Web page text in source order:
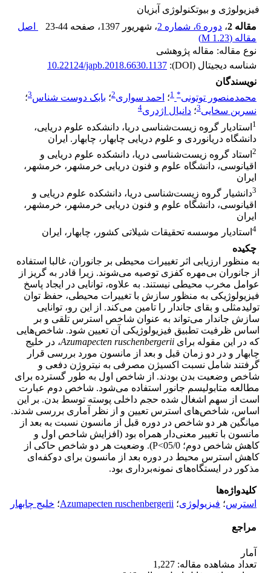
فیزیولوژی و بیوتکنولوژی آبزیان
مقاله 2
، دوره 6، شماره 2 ، شهریور 1397 ، صفحه 23-44
اصل
مقاله (1.23 M
)
نوع مقاله: مقاله پژوهشی
شناسه دیجیتال (DOI):
10.22124/japb.2018.6630.1137
نویسندگان
محمدمنصور توتونی*
1؛ احمد سواری2؛ بابک دوست شناس3؛
نسرین سخایی3؛ دانیال اژدری4
1 استادیار گروه زیست‌شناسی دریا، دانشکده علوم دریایی،
دانشگاه دریانوردی و علوم دریایی چابهار، چابهار. ایران
2 استاد گروه زیست‌شناسی دریا، دانشکده علوم دریایی و
اقیانوسی، دانشگاه علوم و فنون دریایی خرمشهر، خرمشهر،
ایران
3دانشیار گروه زیست‌شناسی دریا، دانشکده علوم دریایی و
اقیانوسی، دانشگاه علوم و فنون دریایی خرمشهر، خرمشهر،
ایران
4 استادیار موسسه تحقیقات شیلاتی کشور، چابهار، ایران
چکیده
به منظور ارزیابی اثر تغییرات محیطی بر جانوران، غالبا استفاده
از جانوران بی‌مهره کفزی توصیه می‌شوند. زیرا قادر به گریز از
عوامل مخرب محیطی نیستند. به علاوه، توانایی در ایجاد پاسخ
فیزیولوژیکی به منظور سازش با تغییرات محیطی، حفظ توان
تولیدمثلی و بقای جاندار را تامین می‌کند. از این رو، توانایی
سازش جاندار می‌تواند به عنوان شاخص استرس تلقی و بر
اساس ظرفیت تطبیق فیزیولوژیکی آن تعیین شود. شاخص‌هایی
که در این مقوله برای Azumapecten ruschenbergerii، در خلیج
چابهار و در دو زمان قبل و بعد از مانسون مورد بررسی قرار
گرفتند شامل نسبت اکسیژن مصرفی به نیتروژن دفعی و
شاخص وضعیت بدن بودند. از شاخص اول به طور گسترده برای
مطالعه متابولیسم جانور استفاده می‌شود. شاخص دوم عبارت
است از سهم اشغال شده حجم داخلی پوسته توسط بدن. بر این
اساس، شاخص‌های استرس تعیین و از نظر آماری بررسی شدند.
میانگین هر دو شاخص در دوره قبل از مانسون نسبت به بعد از
مانسون با تغییر معنی‌دار همراه بود (افزایش شاخص اول و
کاهش شاخص دوم؛ 05/0>P). وضعیت هر دو شاخص حاکی از
کاهش استرس محیط در دوره بعد از مانسون برای دوکفه‌ای
مذکور در ایستگاه‌های نمونه‌برداری بود.
کلیدواژه‌ها
استرس؛ فیزیولوژی؛ Azumapecten ruschenbergerii؛ خلیج چابهار
مراجع
آمار
تعداد مشاهده مقاله: 1,227